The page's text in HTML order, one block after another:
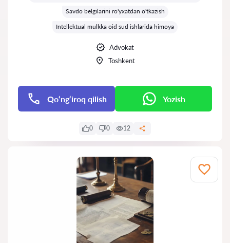
Savdo belgilarini ro'yxatdan o'tkazish
Intellektual mulkka oid sud ishlarida himoya
Advokat
Toshkent
Qo‘ng‘iroq qilish Yozish
0 0 12